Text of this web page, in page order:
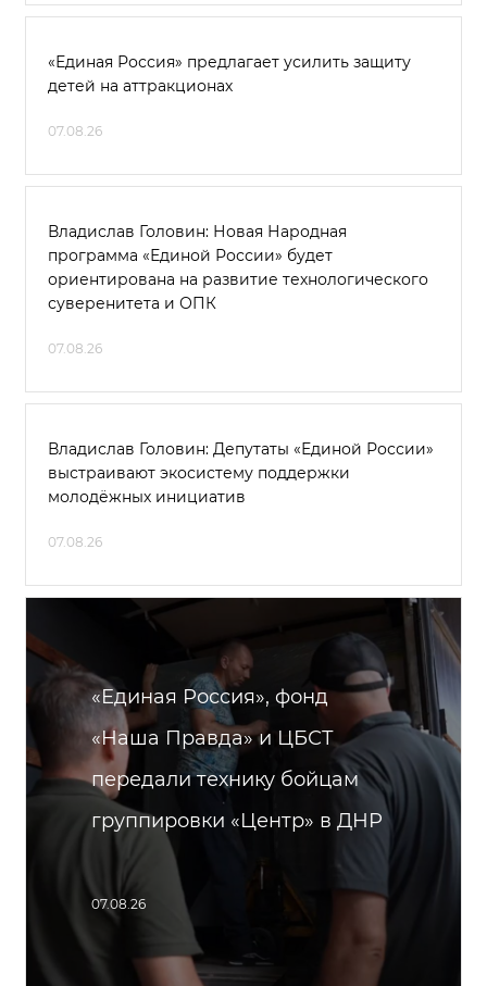
«Единая Россия» предлагает усилить защиту
детей на аттракционах
07.08.26
Владислав Головин: Новая Народная
программа «Единой России» будет
ориентирована на развитие технологического
суверенитета и ОПК
07.08.26
Владислав Головин: Депутаты «Единой России»
выстраивают экосистему поддержки
молодёжных инициатив
07.08.26
«Единая Россия», фонд
«Наша Правда» и ЦБСТ
передали технику бойцам
группировки «Центр» в ДНР
07.08.26